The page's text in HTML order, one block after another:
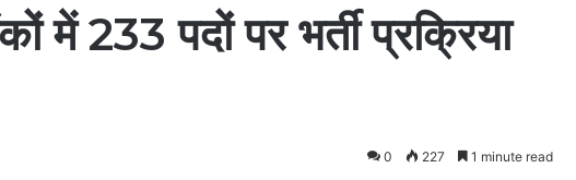
में 233 पदों पर भर्ती प्रक्रिया
0 227 1 minute read